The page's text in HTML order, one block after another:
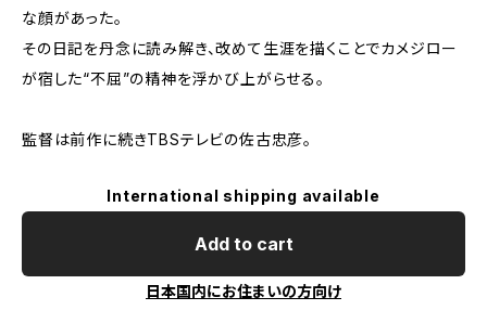
な顔があった。
その日記を丹念に読み解き、改めて生涯を描くことでカメジロー
が宿した“不屈”の精神を浮かび上がらせる。
監督は前作に続きTBSテレビの佐古忠彦。
International shipping available
Add to cart
日本国内にお住まいの方向け